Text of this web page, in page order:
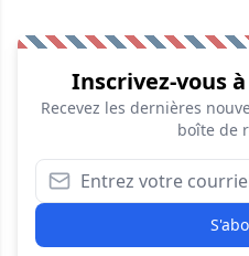
Inscrivez-vous
Recevez les dernières
boîte de